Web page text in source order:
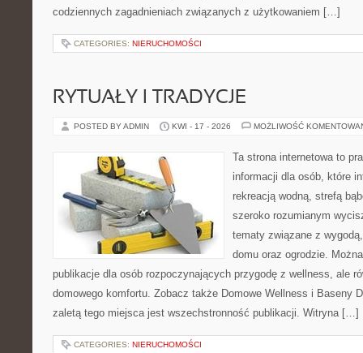
codziennych zagadnieniach związanych z użytkowaniem […]
CATEGORIES: NIERUCHOMOŚCI
RYTUAŁY I TRADYCJE
POSTED BY ADMIN KWI - 17 - 2026 MOŻLIWOŚĆ
Ta strona internetowa to
informacji dla osób, które
rekreacją wodną, strefą
szeroko rozumianym
tematy związane z
domu oraz ogrodzie.
publikacje dla osób rozpoczynających przygodę z wellness, ale
domowego komfortu. Zobacz także Domowe Wellness i Baseny
zaletą tego miejsca jest wszechstronność publikacji. Witryna […]
CATEGORIES: NIERUCHOMOŚCI